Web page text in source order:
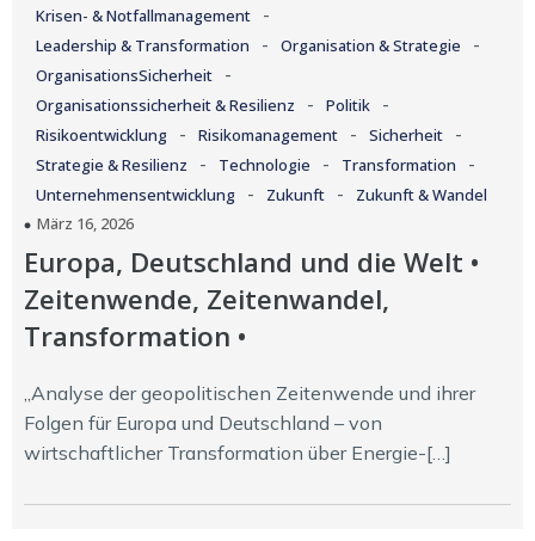
Krisen- & Notfallmanagement -
Leadership & Transformation - Organisation & Strategie -
OrganisationsSicherheit -
Organisationssicherheit & Resilienz - Politik -
Risikoentwicklung - Risikomanagement - Sicherheit -
Strategie & Resilienz - Technologie - Transformation -
Unternehmensentwicklung - Zukunft -
Zukunft & Wandel
März 16, 2026
Europa, Deutschland und die Welt •
Zeitenwende, Zeitenwandel,
Transformation •
„Analyse der geopolitischen Zeitenwende und ihrer
Folgen für Europa und Deutschland – von
wirtschaftlicher Transformation über Energie-[…]